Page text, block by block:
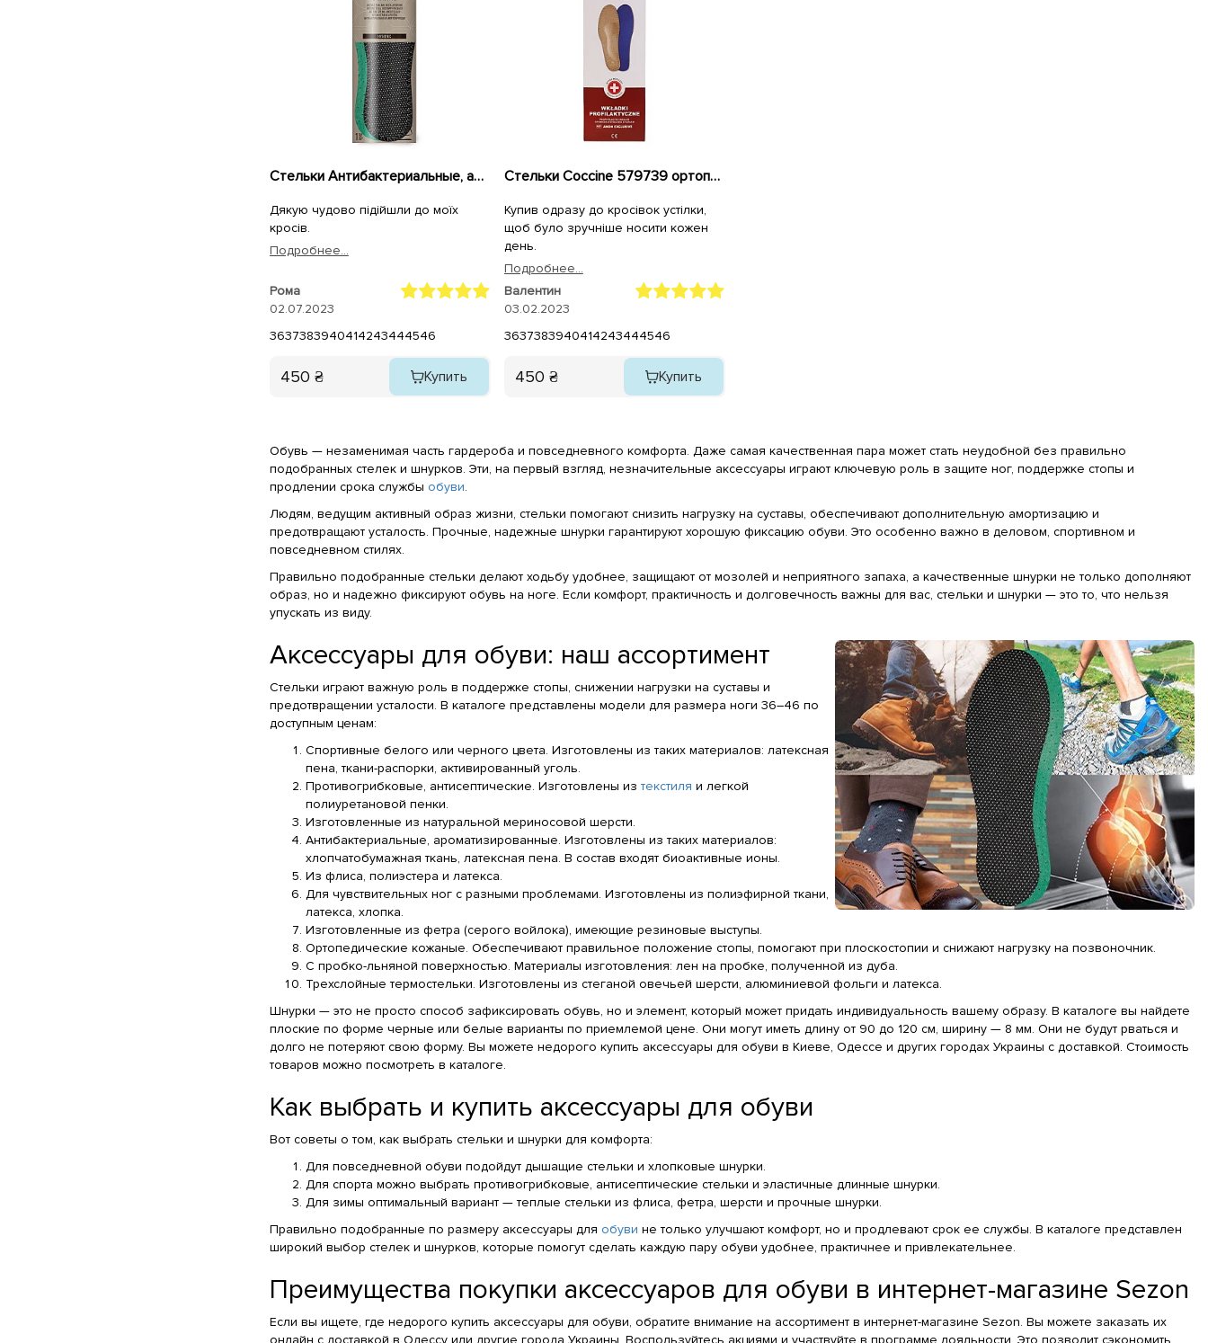
Стельки Антибактериальные, ароматизированные 579742 Coccine
Дякую чудово підійшли до моїх
кросів.
Подробнее...
Рома
02.07.2023
3637383940414243444546
450 ₴ Купить
Стельки Coccine 579739 ортопедические кожаные
Купив одразу до кросівок устілки,
щоб було зручніше носити кожен
день.
Подробнее...
Валентин
03.02.2023
3637383940414243444546
450 ₴ Купить
Обувь — незаменимая часть гардероба и повседневного комфорта. Даже самая качественная пара может стать неудобной без правильно
подобранных стелек и шнурков. Эти, на первый взгляд, незначительные аксессуары играют ключевую роль в защите ног, поддержке стопы и
продлении срока службы обуви.
Людям, ведущим активный образ жизни, стельки помогают снизить нагрузку на суставы, обеспечивают дополнительную амортизацию и
предотвращают усталость. Прочные, надежные шнурки гарантируют хорошую фиксацию обуви. Это особенно важно в деловом, спортивном и
повседневном стилях.
Правильно подобранные стельки делают ходьбу удобнее, защищают от мозолей и неприятного запаха, а качественные шнурки не только дополняют
образ, но и надежно фиксируют обувь на ноге. Если комфорт, практичность и долговечность важны для вас, стельки и шнурки — это то, что нельзя
упускать из виду.
Аксессуары для обуви: наш ассортимент
Стельки играют важную роль в поддержке стопы, снижении нагрузки на суставы и
предотвращении усталости. В каталоге представлены модели для размера ноги 36–46 по
доступным ценам:
Спортивные белого или черного цвета. Изготовлены из таких материалов: латексная
пена, ткани-распорки, активированный уголь.
Противогрибковые, антисептические. Изготовлены из текстиля и легкой
полиуретановой пенки.
Изготовленные из натуральной мериносовой шерсти.
Антибактериальные, ароматизированные. Изготовлены из таких материалов:
хлопчатобумажная ткань, латексная пена. В состав входят биоактивные ионы.
Из флиса, полиэстера и латекса.
Для чувствительных ног с разными проблемами. Изготовлены из полиэфирной ткани,
латекса, хлопка.
Изготовленные из фетра (серого войлока), имеющие резиновые выступы.
Ортопедические кожаные. Обеспечивают правильное положение стопы, помогают при плоскостопии и снижают нагрузку на позвоночник.
С пробко-льняной поверхностью. Материалы изготовления: лен на пробке, полученной из дуба.
Трехслойные термостельки. Изготовлены из стеганой овечьей шерсти, алюминиевой фольги и латекса.
Шнурки — это не просто способ зафиксировать обувь, но и элемент, который может придать индивидуальность вашему образу. В каталоге вы найдете
плоские по форме черные или белые варианты по приемлемой цене. Они могут иметь длину от 90 до 120 см, ширину — 8 мм. Они не будут рваться и
долго не потеряют свою форму. Вы можете недорого купить аксессуары для обуви в Киеве, Одессе и других городах Украины с доставкой. Стоимость
товаров можно посмотреть в каталоге.
Как выбрать и купить аксессуары для обуви
Вот советы о том, как выбрать стельки и шнурки для комфорта:
Для повседневной обуви подойдут дышащие стельки и хлопковые шнурки.
Для спорта можно выбрать противогрибковые, антисептические стельки и эластичные длинные шнурки.
Для зимы оптимальный вариант — теплые стельки из флиса, фетра, шерсти и прочные шнурки.
Правильно подобранные по размеру аксессуары для обуви не только улучшают комфорт, но и продлевают срок ее службы. В каталоге представлен
широкий выбор стелек и шнурков, которые помогут сделать каждую пару обуви удобнее, практичнее и привлекательнее.
Преимущества покупки аксессуаров для обуви в интернет-магазине Sezon
Если вы ищете, где недорого купить аксессуары для обуви, обратите внимание на ассортимент в интернет-магазине Sezon. Вы можете заказать их